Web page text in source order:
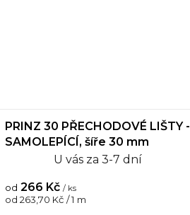
Stříbro 1
PRINZ 30 PŘECHODOVÉ LIŠTY -
SAMOLEPÍCÍ, šíře 30 mm
U vás za 3-7 dní
od 266 Kč / ks
Měrná
od 263,70 Kč / 1 m